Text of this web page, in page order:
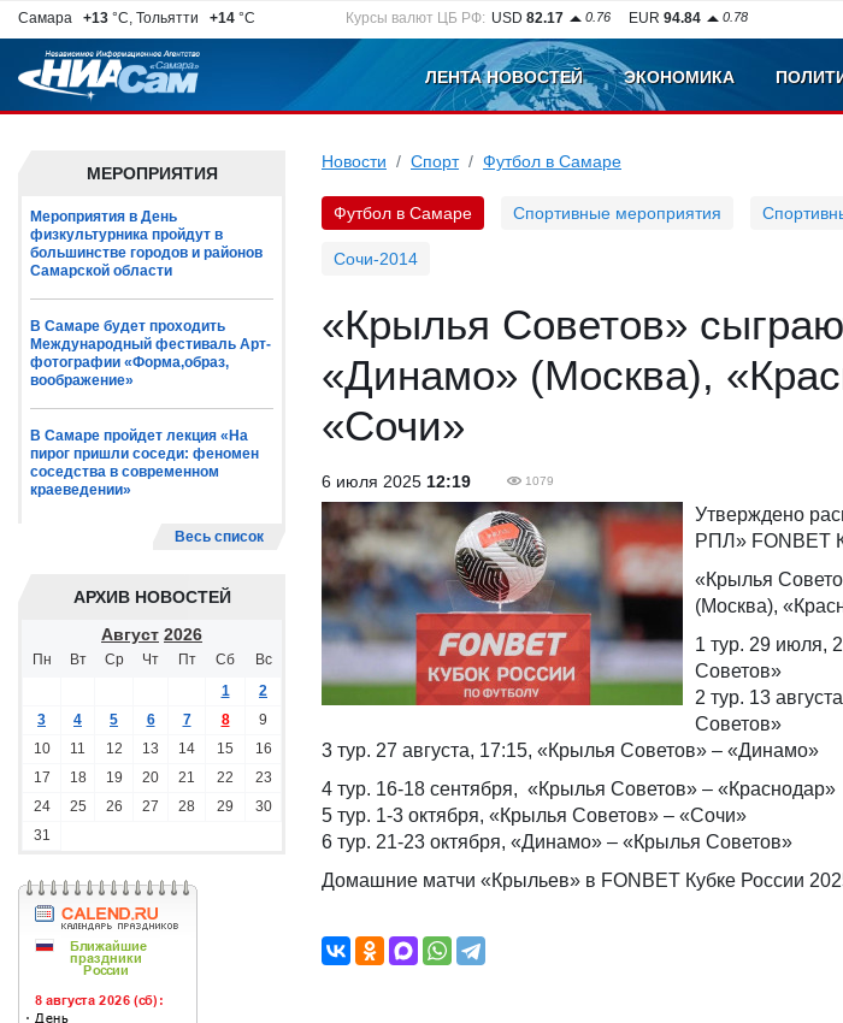
Самара +13 °C, Тольятти +14 °C Курсы валют ЦБ РФ: USD 82.17 0.76 EUR 94.84 0.78
ЛЕНТА НОВОСТЕЙ ЭКОНОМИКА
МЕРОПРИЯТИЯ
Мероприятия в День
физкультурника пройдут в
большинстве городов и районов
Самарской области
В Самаре будет проходить
Международный фестиваль Арт-
фотографии «Форма,образ,
воображение»
В Самаре пройдет лекция «На
пирог пришли соседи: феномен
соседства в современном
краеведении»
Весь список
АРХИВ НОВОСТЕЙ
Август 2026
Пн Вт Ср Чт Пт Сб
Вс
1
2
3
4 5 6 7 8
9
10
11 12 13 14 15
16
17
18 19 20 21 22
23
24
25 26 27 28 29
30
31
Новости Спорт Футбол в Самаре
Футбол в Самаре Спортивные мероприятия
Сочи-2014
«Крылья Советов»
«Динамо» (Москва),
«Сочи»
6 июля 2025 12:19 1079
Утверждено
РПЛ» FONBET
«Крылья
(Москва),
1 тур. 29 июля,
Советов»
2 тур. 13
Советов»
3 тур. 27 августа, 17:15, «Крылья Советов» – «Динамо»
4 тур. 16-18 сентября, «Крылья Советов» – «Краснодар»
5 тур. 1-3 октября, «Крылья Советов» – «Сочи»
6 тур. 21-23 октября, «Динамо» – «Крылья Советов»
Домашние матчи «Крыльев» в FONBET Кубке России